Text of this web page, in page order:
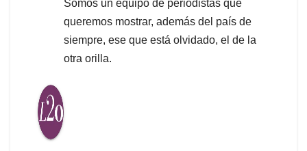
Somos un equipo de periodistas que
queremos mostrar, además del país de
siempre, ese que está olvidado, el de la
otra orilla.